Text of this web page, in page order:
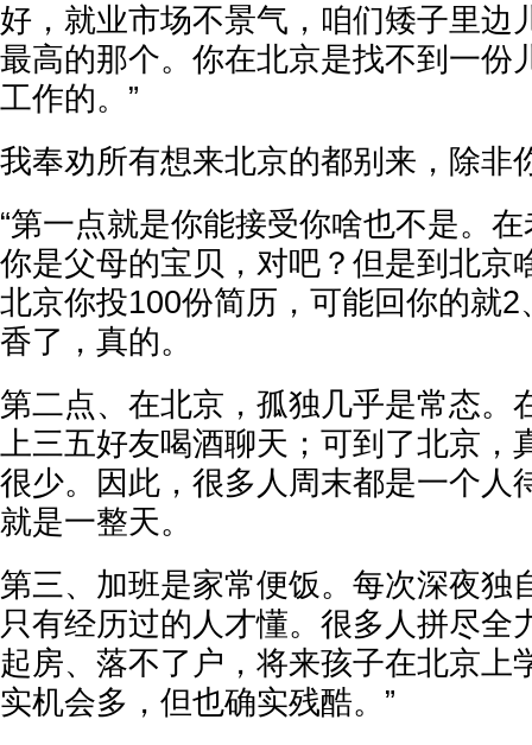
好，就业市场不景气，咱们矮子里边
最高的那个。你在北京是找不到一份
工作的。”
我奉劝所有想来北京的都别来，除非
“第一点就是你能接受你啥也不是。
你是父母的宝贝，对吧？但是到北京
北京你投100份简历，可能回你的就
香了，真的。
第二点、在北京，孤独几乎是常态。
上三五好友喝酒聊天；可到了北京，
很少。因此，很多人周末都是一个人
就是一整天。
第三、加班是家常便饭。每次深夜独
只有经历过的人才懂。很多人拼尽全
起房、落不了户，将来孩子在北京上
实机会多，但也确实残酷。”